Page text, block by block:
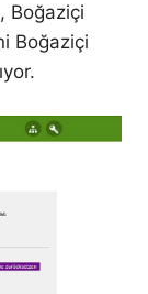
Boğaziçi
Boğaziçi